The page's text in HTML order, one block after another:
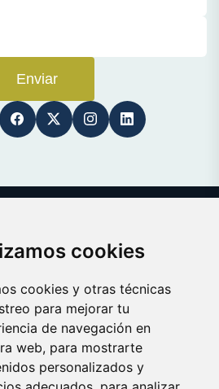
cookies
cookies y otras técnicas
para mejorar tu
de navegación en
web, para mostrarte
personalizados y
Enviar